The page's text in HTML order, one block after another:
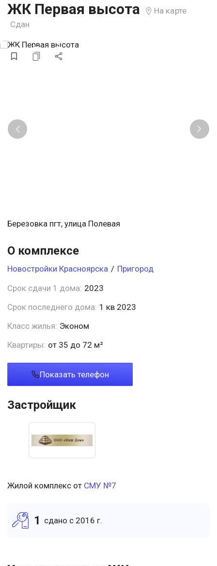
ЖК Первая высота
На карте
Сдан
Березовка пгт, улица Полевая
О комплексе
Новостройки Красноярска / Пригород
Срок сдачи 1 дома: 2023
Срок последнего дома: 1 кв 2023
Класс жилья: Эконом
Квартиры: от 35 до 72 м²
Показать телефон
Застройщик
Жилой комплекс от СМУ №7
1 cдано c 2016 г.